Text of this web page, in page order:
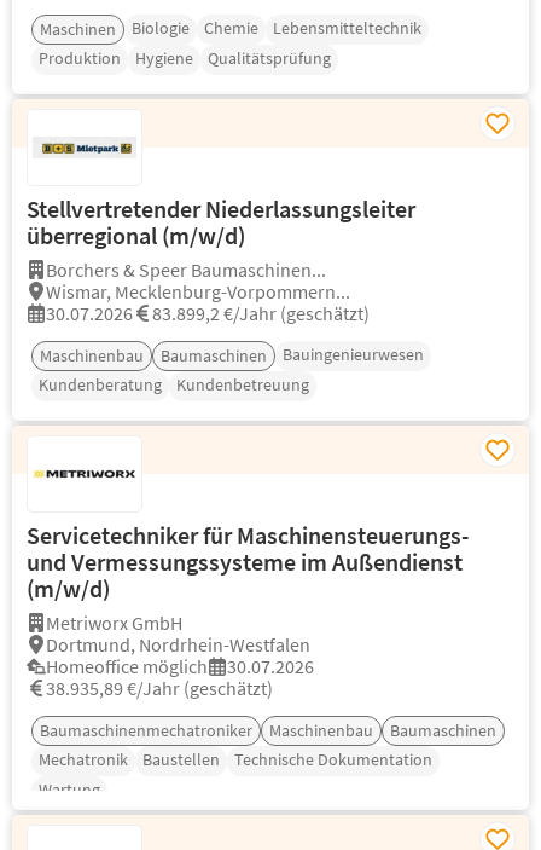
Maschinen Biologie Chemie
Lebensmitteltechnik
Produktion
Hygiene Qualitätsprüfung
Stellvertretender Niederlassungsleiter
überregional (m/w/d)
Borchers & Speer Baumaschinen...
Wismar, Mecklenburg-Vorpommern...
30.07.2026
83.899,2 €/Jahr (geschätzt)
Maschinenbau Baumaschinen
Bauingenieurwesen
Kundenberatung
Kundenbetreuung
Servicetechniker für Maschinensteuerungs-
und Vermessungssysteme im Außendienst
(m/w/d)
Metriworx GmbH
Dortmund, Nordrhein-Westfalen
Homeoffice möglich
30.07.2026
38.935,89 €/Jahr (geschätzt)
Baumaschinenmechatroniker Maschinenbau
Baumaschinen
Mechatronik
Baustellen
Technische Dokumentation
Wartung